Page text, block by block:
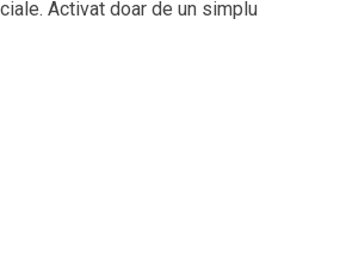
Activat doar de un simplu